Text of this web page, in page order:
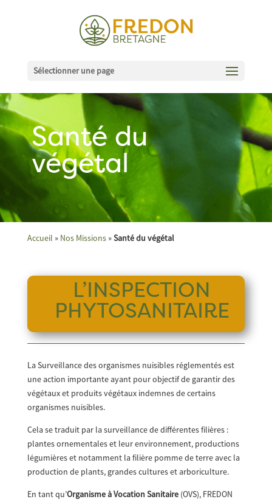
Sélectionner une page
Santé du
végétal
Accueil » Nos Missions»Santé du végétal
L’INSPECTION
PHYTOSANITAIRE
La Surveillance des organismes nuisibles réglementés est
une action importante ayant pour objectif de garantir des
végétaux et produits végétaux indemnes de certains
organismes nuisibles.
Cela se traduit par la surveillance de différentes filières :
plantes ornementales et leur environnement, productions
légumières et notamment la filière pomme de terre avec la
production de plants, grandes cultures et arboriculture.
En tant qu’Organisme à Vocation Sanitaire(OVS), FREDON